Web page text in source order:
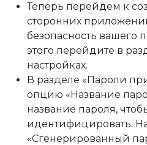
Теперь перейдем к
сторонних
безопасность вашего
этого перейдите в
настройках.
В разделе «Пароли
опцию «Название
название пароля,
идентифицировать.
«Сгенерированный